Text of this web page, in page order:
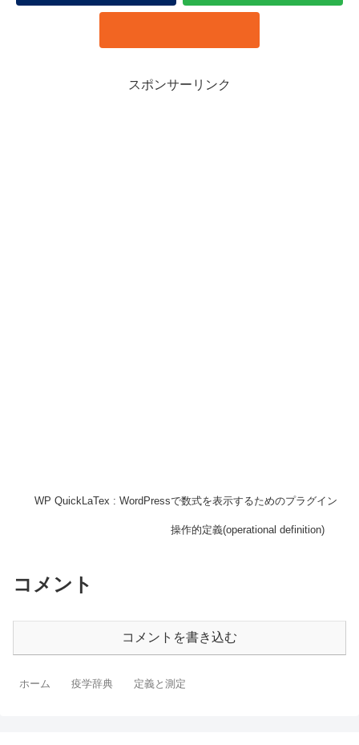
スポンサーリンク
WP QuickLaTex : WordPressで数式を表示するためのプラグイン
操作的定義(operational definition)
コメント
コメントを書き込む
ホーム 疫学辞典 定義と測定